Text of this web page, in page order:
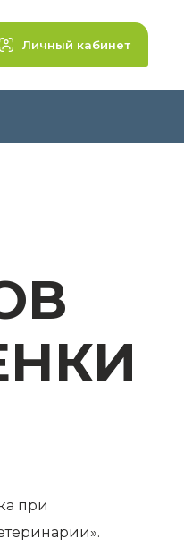
Личный кабинет
при